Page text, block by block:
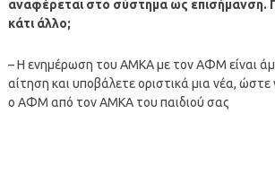
αναφέρεται στο σύστημα ως επισήμανση.
κάτι άλλο;
– Η ενημέρωση του ΑΜΚΑ με τον ΑΦΜ είναι
αίτηση και υποβάλετε οριστικά μια νέα, ώστε
ο ΑΦΜ από τον ΑΜΚΑ του παιδιού σας